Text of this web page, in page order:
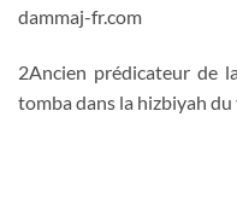
dammaj-fr.com
2Ancien prédicateur de
tomba dans la hizbiyah du